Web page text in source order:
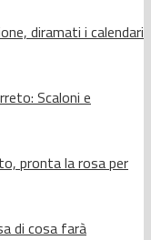
diramati i calendari
Scaloni e
pronta la rosa per
di cosa farà